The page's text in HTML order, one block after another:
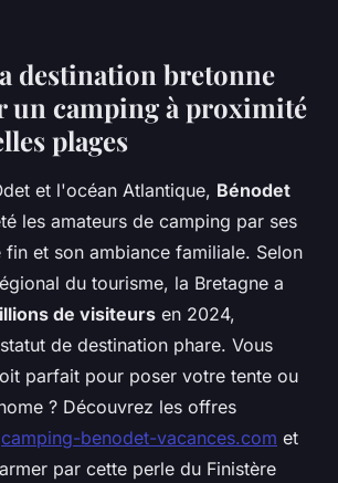
destination bretonne
un camping à proximité
plages
et l'océan Atlantique, Bénodet
les amateurs de camping par ses
fin et son ambiance familiale. Selon
du tourisme, la Bretagne a
de visiteurs en 2024,
de destination phare. Vous
parfait pour poser votre tente ou
? Découvrez les offres
camping-benodet-vacances.com et
par cette perle du Finistère